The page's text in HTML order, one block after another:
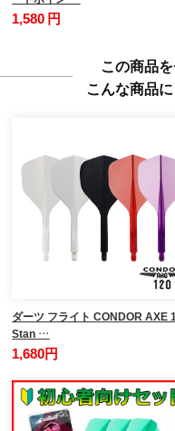
1,580 円
この商品
こんな商品
ダーツ フライト CONDOR AXE
Stan …
1,680円